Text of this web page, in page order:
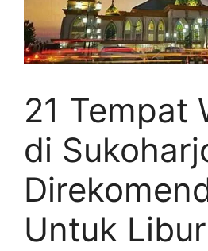
21 Tempat
di
Untuk